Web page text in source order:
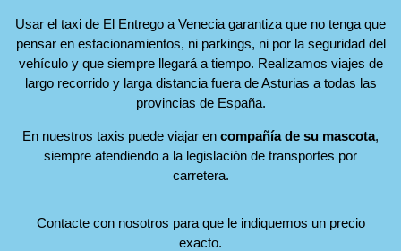
Usar el taxi de El Entrego a Venecia garantiza que no tenga que
pensar en estacionamientos, ni parkings, ni por la seguridad del
vehículo y que siempre llegará a tiempo. Realizamos viajes de
largo recorrido y larga distancia fuera de Asturias a todas las
provincias de España.
En nuestros taxis puede viajar en compañía de su mascota,
siempre atendiendo a la legislación de transportes por
carretera.
Contacte con nosotros para que le indiquemos un precio
exacto.